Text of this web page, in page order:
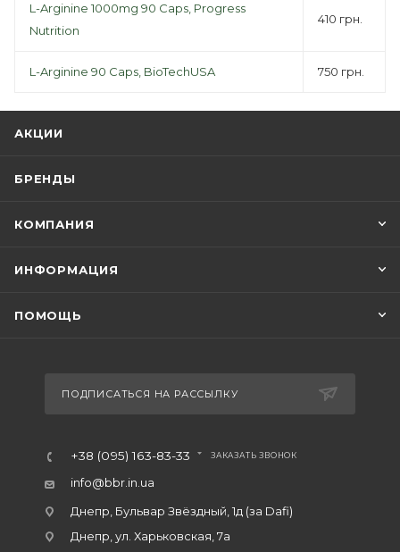
L-Arginine 1000mg 90 Caps, Progress
Nutrition
410 грн.
L-Arginine 90 Caps, BioTechUSA 750 грн.
АКЦИИ
БРЕНДЫ
КОМПАНИЯ
ИНФОРМАЦИЯ
ПОМОЩЬ
ПОДПИСАТЬСЯ НА РАССЫЛКУ
+38 (095) 163-83-33 ЗАКАЗАТЬ ЗВОНОК
info@bbr.in.ua
Днепр, Бульвар Звёздный, 1д (за Dafi)
Днепр, ул. Харьковская, 7а